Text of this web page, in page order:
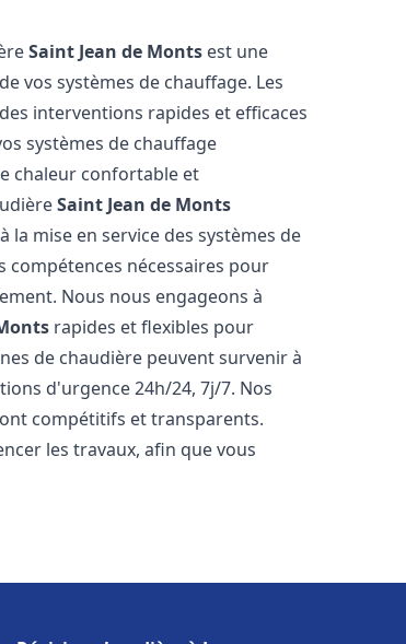
Saint Jean de Monts est une
vos systèmes de chauffage. Les
interventions rapides et efficaces
systèmes de chauffage
chaleur confortable et
Saint Jean de Monts
la mise en service des systèmes de
compétences nécessaires pour
Nous nous engageons à
rapides et flexibles pour
de chaudière peuvent survenir à
d'urgence 24h/24, 7j/7. Nos
compétitifs et transparents.
les travaux, afin que vous